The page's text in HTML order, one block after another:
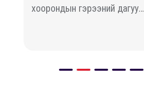
хоорондын гэрээний дагуу…